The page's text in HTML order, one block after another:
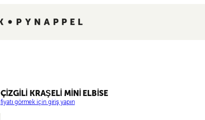
ÇİZGİLİ KRAŞELİ MİNİ ELBİSE
fiyatı görmek için giriş yapın